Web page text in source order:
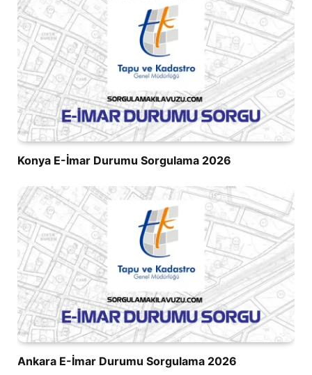
Konya E-İmar Durumu Sorgulama 2026
Ankara E-İmar Durumu Sorgulama 2026